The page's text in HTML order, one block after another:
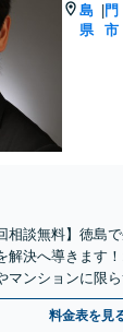
島
県
門
市
相談無料】徳島
解決へ導きます
マンションに限
題などに対応【
料金表を見